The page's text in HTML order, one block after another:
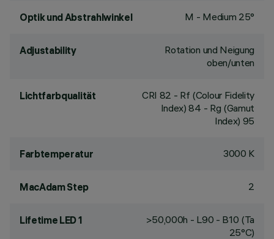
Optik und Abstrahlwinkel M - Medium 25°
Adjustability
Rotation und Neigung
oben/unten
Lichtfarbqualität CRI 82 - Rf (Colour Fidelity
Index) 84 - Rg (Gamut
Index) 95
Farbtemperatur 3000 K
MacAdam Step 2
Lifetime LED 1
>50,000h - L90 - B10 (Ta
25°C)